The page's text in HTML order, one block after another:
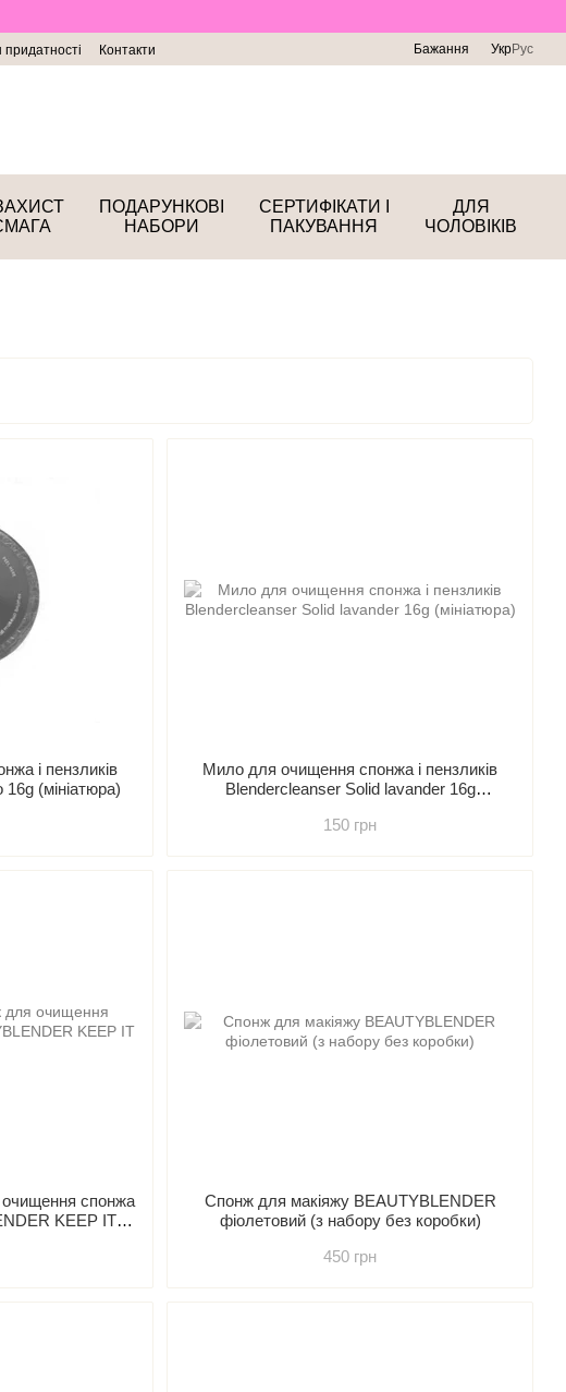
придатності Контакти Бажання УкрРус
ПОДАРУНКОВІ
НАБОРИ
СЕРТИФІКАТИ І
ПАКУВАННЯ
ДЛЯ
ЧОЛОВІКІВ
і пензликів
(мініатюра)
Мило для очищення спонжа і пензликів
Blendercleanser Solid lavander 16g
150 грн
очищення спонжа
KEEP IT
Спонж для макіяжу BEAUTYBLENDER
фіолетовий (з набору без коробки)
450 грн